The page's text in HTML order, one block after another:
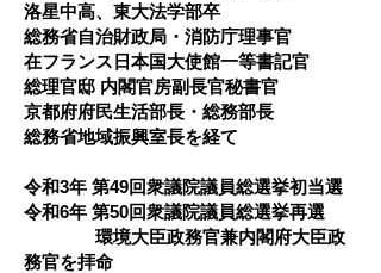
洛星中高、東大法学部卒
総務省自治財政局・消防庁理事官
在フランス日本国大使館一等書記官
総理官邸 内閣官房副長官秘書官
京都府府民生活部長・総務部長
総務省地域振興室長を経て
令和3年 第49回衆議院議員総選挙初当選
令和6年 第50回衆議院議員総選挙再選
環境大臣政務官兼内閣府大臣政
務官を拝命